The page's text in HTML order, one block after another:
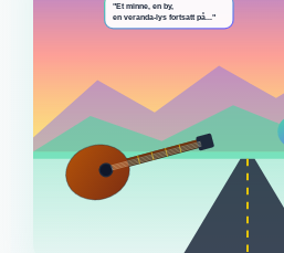
"Et minne, en by,
en veranda-lys fortsatt på..."